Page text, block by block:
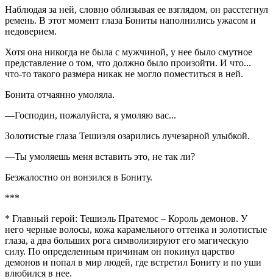
Наблюдая за ней, словно облизывая ее взглядом, он расстегнул
ремень. В этот момент глаза Бониты наполнились ужасом и
недоверием.
Хотя она никогда не была с мужчиной, у нее было смутное
представление о том, что должно было произойти. И что...
что-то такого размера никак не могло поместиться в ней.
Бонита отчаянно умоляла.
—Господин, пожалуйста, я умоляю вас...
Золотистые глаза Тешиэля озарились лучезарной улыбкой.
—Ты умоляешь меня вставить это, не так ли?
Безжалостно он вонзился в Бониту.
***
* Главный герой: Тешиэль Пратемос – Король демонов. У
него черные волосы, кожа карамельного оттенка и золотистые
глаза, а два больших рога символизируют его магическую
силу. По определенным причинам он покинул царство
демонов и попал в мир людей, где встретил Бониту и по уши
влюбился в нее.